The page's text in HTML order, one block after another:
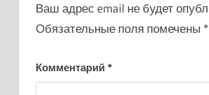
Ваш адрес email не будет
Обязательные поля помечены *
Комментарий *